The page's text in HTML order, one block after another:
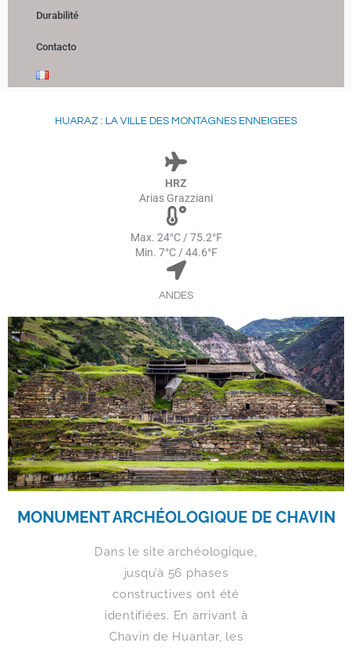
Durabilité
Contacto
HUARAZ : LA VILLE DES MONTAGNES ENNEIGEES
HRZ
Arias Grazziani
Max. 24°C / 75.2°F
Min. 7°C / 44.6°F
ANDES
MONUMENT ARCHÉOLOGIQUE DE CHAVIN
Dans le site archéologique,
jusqu’à 56 phases
constructives ont été
identifiées. En arrivant à
Chavin de Huantar, les